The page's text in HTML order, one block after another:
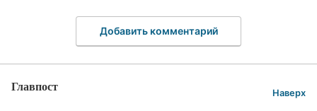
Добавить комментарий
Главпост Наверх